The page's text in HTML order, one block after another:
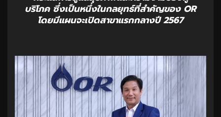
บริโภค ซึ่งเป็นหนึ่งในกลยุทธ์ที่สำคัญของ OR
โดยมีแผนจะเปิดสาขาแรกกลางปี 2567